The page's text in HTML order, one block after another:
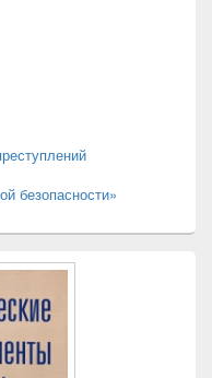
безопасности»